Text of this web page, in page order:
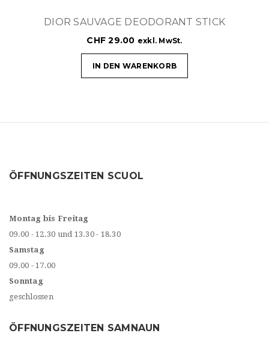
DIOR SAUVAGE DEODORANT STICK
CHF 29.00 exkl. MwSt.
IN DEN WARENKORB
ÖFFNUNGSZEITEN SCUOL
Montag bis Freitag
09.00 - 12.30 und 13.30 - 18.30
Samstag
09.00 - 17.00
Sonntag
geschlossen
ÖFFNUNGSZEITEN SAMNAUN